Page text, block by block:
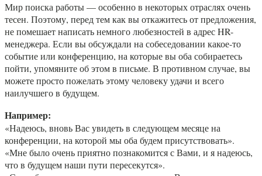
Мир поиска работы — особенно в некоторых отраслях очень
тесен. Поэтому, перед тем как вы откажитесь от предложения,
не помешает написать немного любезностей в адрес HR-
менеджера. Если вы обсуждали на собеседовании какое-то
событие или конференцию, на которые вы оба собираетесь
пойти, упомяните об этом в письме. В противном случае, вы
можете просто пожелать этому человеку удачи и всего
наилучшего в будущем.
Например:
«Надеюсь, вновь Вас увидеть в следующем месяце на
конференции, на которой мы оба будем присутствовать».
«Мне было очень приятно познакомится с Вами, и я надеюсь,
что в будущем наши пути пересекутся».